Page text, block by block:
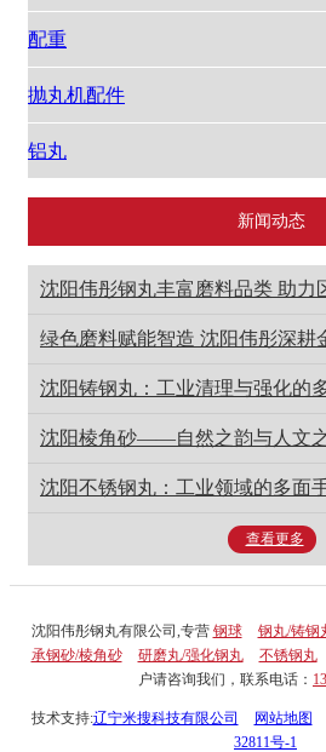
配重
抛丸机配件
铝丸
新闻动态
沈阳伟彤钢丸丰富磨料品类 助力
绿色磨料赋能智造 沈阳伟彤深耕
沈阳铸钢丸：工业清理与强化的
沈阳棱角砂——自然之韵与人文
沈阳不锈钢丸：工业领域的多面
查看更多
沈阳伟彤钢丸有限公司,专营 钢球 钢丸/铸钢
承钢砂/棱角砂
研磨丸/强化钢丸 不锈钢丸
户请咨询我们，联系电话：
技术支持:辽宁米搜科技有限公司 网站地图
32811号-1